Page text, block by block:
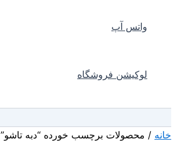
واتس آپ
لوکیشن فروشگاه
خانه / محصولات برچسب خورده “دبه تاشو”